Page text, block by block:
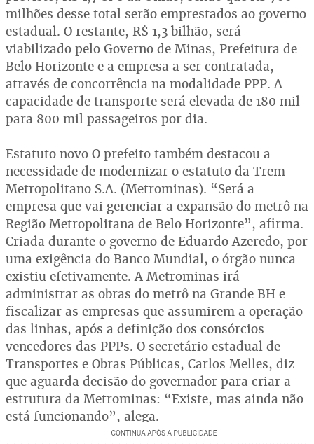
milhões desse total serão emprestados ao governo
estadual. O restante, R$ 1,3 bilhão, será
viabilizado pelo Governo de Minas, Prefeitura de
Belo Horizonte e a empresa a ser contratada,
através de concorrência na modalidade PPP. A
capacidade de transporte será elevada de 180 mil
para 800 mil passageiros por dia.
Estatuto novo O prefeito também destacou a
necessidade de modernizar o estatuto da Trem
Metropolitano S.A. (Metrominas). “Será a
empresa que vai gerenciar a expansão do metrô na
Região Metropolitana de Belo Horizonte”, afirma.
Criada durante o governo de Eduardo Azeredo, por
uma exigência do Banco Mundial, o órgão nunca
existiu efetivamente. A Metrominas irá
administrar as obras do metrô na Grande BH e
fiscalizar as empresas que assumirem a operação
das linhas, após a definição dos consórcios
vencedores das PPPs. O secretário estadual de
Transportes e Obras Públicas, Carlos Melles, diz
que aguarda decisão do governador para criar a
estrutura da Metrominas: “Existe, mas ainda não
está funcionando”, alega.